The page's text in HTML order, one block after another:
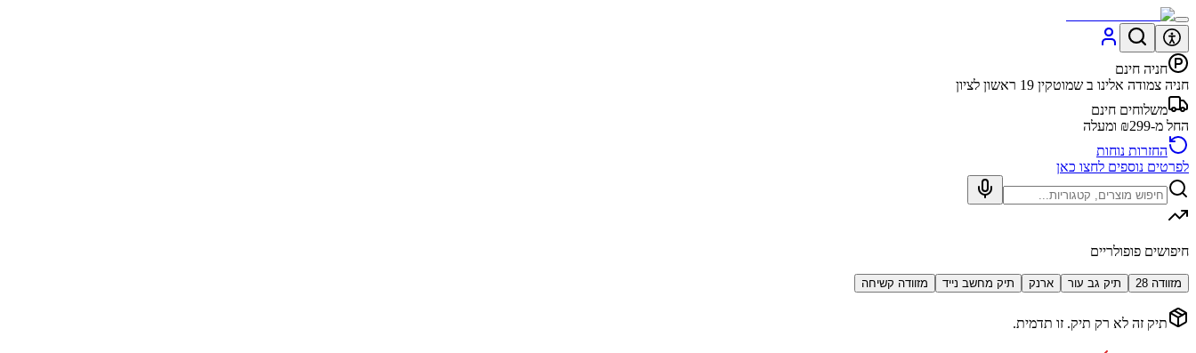
חניה חינם
חניה צמודה אלינו ב שמוטקין 19 ראשון לציון
משלוחים חינם
החל מ-₪299 ומעלה
החזרות נוחות
לפרטים נוספים לחצו כאן
חיפושים פופולריים
מזוודה 28 תיק גב עור ארנק תיק מחשב נייד מזוודה קשיחה
תיק זה לא רק תיק. זו תדמית.